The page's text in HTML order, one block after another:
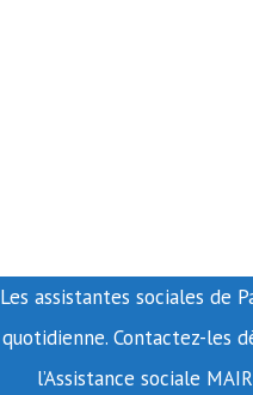
Les assistantes sociales de
quotidienne. Contactez-les
l’Assistance sociale